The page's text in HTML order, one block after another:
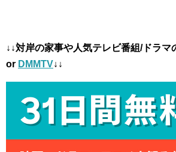
↓↓対岸の家事や人気テレビ番組/ドラマ
or DMMTV↓↓